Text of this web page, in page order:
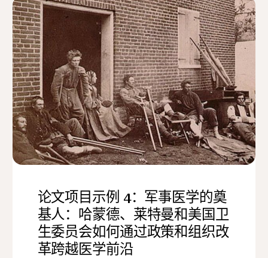
论文项目示例 4：军事医学的奠
基人：哈蒙德、莱特曼和美国卫
生委员会如何通过政策和组织改
革跨越医学前沿